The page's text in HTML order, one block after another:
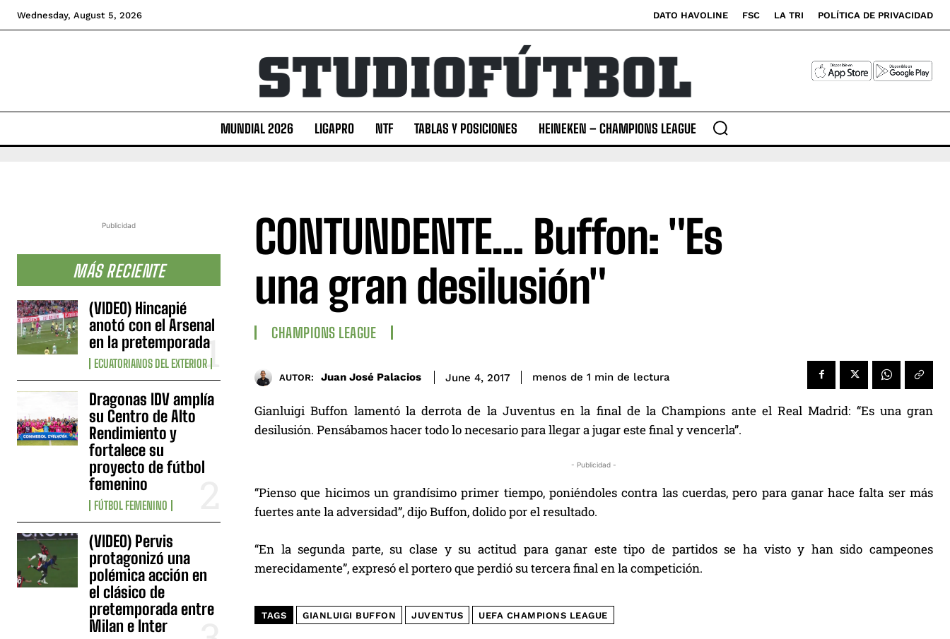
Wednesday, August 5, 2026 DATO HAVOLINE FSC LA TRI POLÍTICA DE PRIVACIDAD
MUNDIAL 2026 LIGAPRO NTF TABLAS Y POSICIONES HEINEKEN – CHAMPIONS LEAGUE
Publicidad
MÁS RECIENTE
(VIDEO) Hincapié
anotó con el Arsenal
en la pretemporada
ECUATORIANOS DEL EXTERIOR
Dragonas IDV amplía
su Centro de Alto
Rendimiento y
fortalece su
proyecto de fútbol
femenino
FÚTBOL FEMENINO
(VIDEO) Pervis
protagonizó una
polémica acción en
el clásico de
pretemporada entre
Milan e Inter
CONTUNDENTE… Buffon: "Es
una gran desilusión"
CHAMPIONS LEAGUE
AUTOR: Juan José Palacios June 4, 2017 menos de 1 min de lectura
Gianluigi Buffon lamentó la derrota de la Juventus en la final de la Champions ante el Real Madrid: “Es una gran
desilusión. Pensábamos hacer todo lo necesario para llegar a jugar este final y vencerla”.
- Publicidad -
“Pienso que hicimos un grandísimo primer tiempo, poniéndoles contra las cuerdas, pero para ganar hace falta ser más
fuertes ante la adversidad”, dijo Buffon, dolido por el resultado.
“En la segunda parte, su clase y su actitud para ganar este tipo de partidos se ha visto y han sido campeones
merecidamente”, expresó el portero que perdió su tercera final en la competición.
TAGS GIANLUIGI BUFFON JUVENTUS UEFA CHAMPIONS LEAGUE